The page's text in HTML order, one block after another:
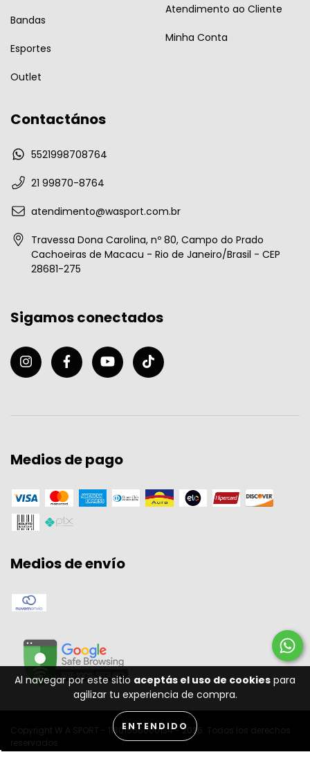
Al navegar por este sitio aceptás el uso de cookies para
agilizar tu experiencia de compra.
ENTENDIDO
Bandas
Esportes
Outlet
Atendimento ao Cliente
Minha Conta
Contactános
5521998708764
21 99870-8764
atendimento@wasport.com.br
Travessa Dona Carolina, nº 80, Campo do Prado
Cachoeiras de Macacu - Rio de Janeiro/Brasil - CEP
28681-275
Sigamos conectados
Medios de pago
Medios de envío
Copyright W A SPORT - 11301556000134 - 2026. Todos los derechos
reservados.